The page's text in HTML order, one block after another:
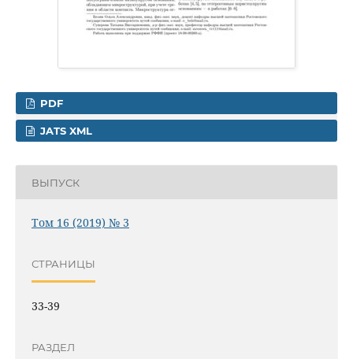
PDF
JATS XML
ВЫПУСК
Том 16 (2019) № 3
СТРАНИЦЫ
33-39
РАЗДЕЛ